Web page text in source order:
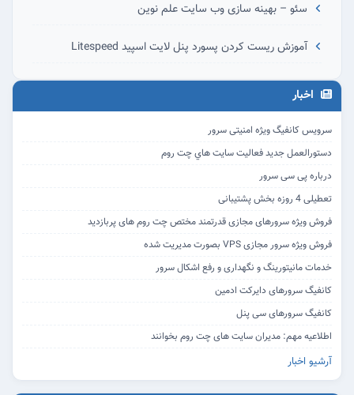
سئو – بهینه سازی وب سایت علم نوین
آموزش ریست کردن پسورد پنل لایت اسپید Litespeed
اخبار
سرویس کانفیگ ویژه امنیتی سرور
دستورالعمل جديد فعاليت سايت هاي چت روم‎
درباره پی سی سرور
تعطیلی 4 روزه بخش پشتیبانی
فروش ویژه سرورهای مجازی قدرتمند مختص چت روم های پربازدید
فروش ویژه سرور مجازی VPS بصورت مدیریت شده
خدمات مانیتورینگ و نگهداری و رفع اشکال سرور
کانفیگ سرورهای دایرکت ادمین
کانفیگ سرورهای سی پنل
اطلاعیه مهم: مدیران سایت های چت روم بخوانند
آرشیو اخبار